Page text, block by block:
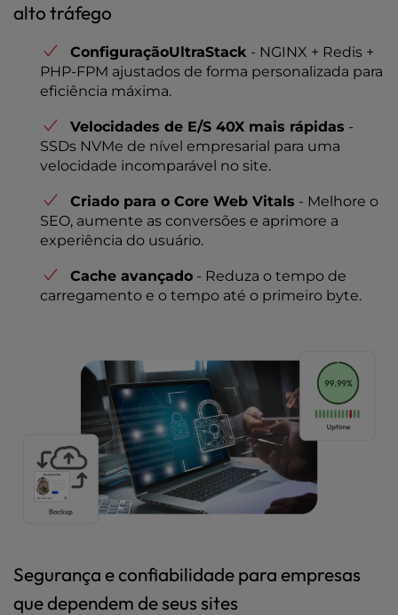
alto tráfego
ConfiguraçãoUltraStack - NGINX + Redis +
PHP-FPM ajustados de forma personalizada para
eficiência máxima.
Velocidades de E/S 40X mais rápidas -
SSDs NVMe de nível empresarial para uma
velocidade incomparável no site.
Criado para o Core Web Vitals - Melhore o
SEO, aumente as conversões e aprimore a
experiência do usuário.
Cache avançado - Reduza o tempo de
carregamento e o tempo até o primeiro byte.
Segurança e confiabilidade para empresas
que dependem de seus sites